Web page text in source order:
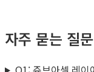
자주 묻는 질